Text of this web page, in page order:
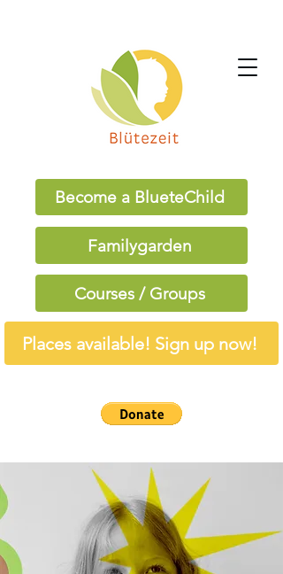
Become a BlueteChild
Familygarden
Courses / Groups
Places available! Sign up now!